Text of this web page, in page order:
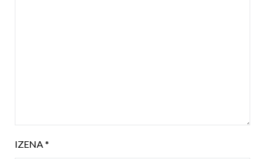
IZENA*